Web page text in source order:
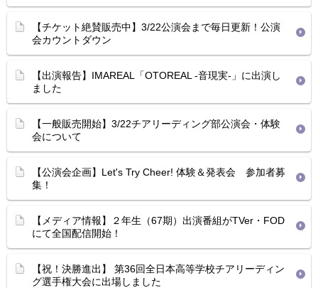
【チケット絶賛販売中】3/22公演会まで毎日更新！公演
会カウントダウン
【出演報告】IMAREAL「OTOREAL -音現実-」に出演し
ました
【一般販売開始】3/22チアリーディング部公演会・体験
会について
【公演会企画】Let's Try Cheer! 体験＆発表会 参加者募
集！
【メディア情報】２年生（67期）出演番組がTVer・FOD
にて全国配信開始！
【祝！決勝進出】 第36回全日本高等学校チアリーディン
グ選手権大会に出場しました